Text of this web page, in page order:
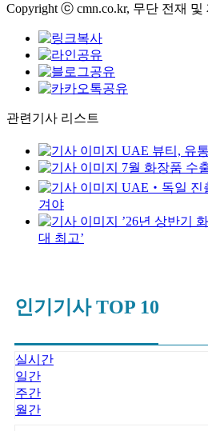
Copyright ⓒ cmn.co.kr, 무단 전재 및
관련기사 리스트
UAE 뷰티, 유
7월 화장품 수
UAE‧독일 진
겨야
’26년 상반기
대 최고’
인기기사 TOP 10
실시간
일간
주간
월간